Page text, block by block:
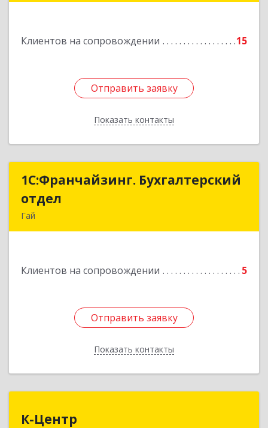
Клиентов на сопровождении 15
Отправить заявку
Показать контакты
Отправить заявку
Назад
1С:Франчайзинг. Бухгалтерский
отдел
Гай
Клиентов на сопровождении 5
Отправить заявку
Показать контакты
1С:Франчайзинг. Бухгалтерский
Подробнее
Отправить заявку
Назад
К-Центр